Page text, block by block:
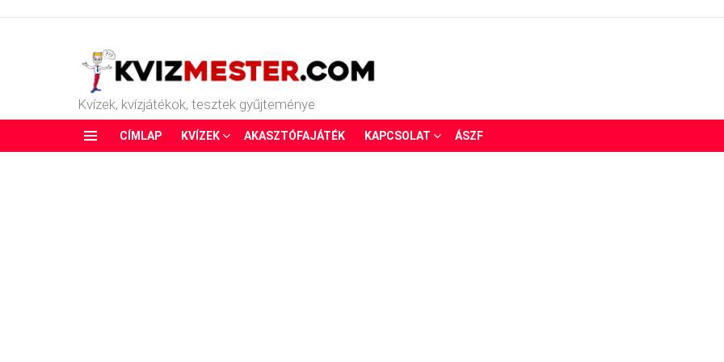
Kvízek, kvízjátékok, tesztek gyűjteménye
CÍMLAP KVÍZEK AKASZTÓFAJÁTÉK KAPCSOLAT ÁSZF